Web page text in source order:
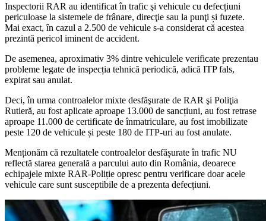
Inspectorii RAR au identificat în trafic şi vehicule cu defecțiuni
periculoase la sistemele de frânare, direcţie sau la punţi și fuzete.
Mai exact, în cazul a 2.500 de vehicule s-a considerat că acestea
prezintă pericol iminent de accident.
De asemenea, aproximativ 3% dintre vehiculele verificate prezentau
probleme legate de inspecția tehnică periodică, adică ITP fals,
expirat sau anulat.
Deci, în urma controalelor mixte desfăşurate de RAR şi Poliţia
Rutieră, au fost aplicate aproape 13.000 de sancțiuni, au fost retrase
aproape 11.000 de certificate de înmatriculare, au fost imobilizate
peste 120 de vehicule și peste 180 de ITP-uri au fost anulate.
Menționăm că rezultatele controalelor desfășurate în trafic NU
reflectă starea generală a parcului auto din România, deoarece
echipajele mixte RAR-Poliție opresc pentru verificare doar acele
vehicule care sunt susceptibile de a prezenta defecțiuni.